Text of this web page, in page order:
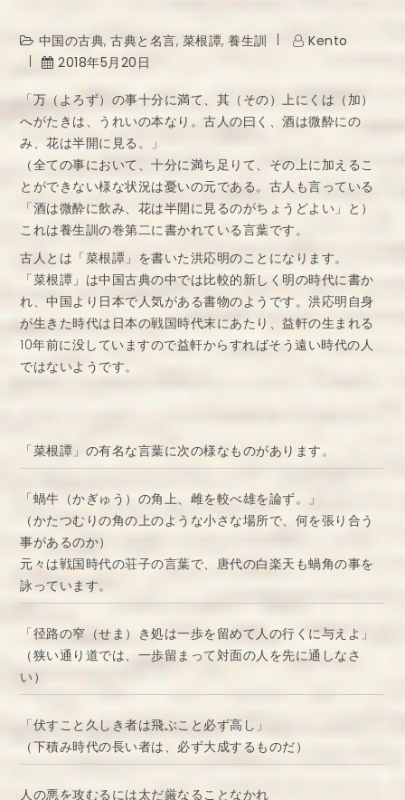
中国の古典,古典と名言, 菜根譚,養生訓
Kento
2018年5月20日
「万（よろず）の事十分に満て、其（その）上にくは（加）
へがたきは、うれいの本なり。古人の曰く、酒は微酔にの
み、花は半開に見る。」
（全ての事において、十分に満ち足りて、その上に加えるこ
とができない様な状況は憂いの元である。古人も言っている
「酒は微酔に飲み、花は半開に見るのがちょうどよい」と）
これは養生訓の巻第二に書かれている言葉です。
古人とは「菜根譚」を書いた洪応明のことになります。
「菜根譚」は中国古典の中では比較的新しく明の時代に書か
れ、中国より日本で人気がある書物のようです。洪応明自身
が生きた時代は日本の戦国時代末にあたり、益軒の生まれる
10年前に没していますので益軒からすればそう遠い時代の人
ではないようです。
「菜根譚」の有名な言葉に次の様なものがあります。
「蝸牛（かぎゅう）の角上、雌を較べ雄を論ず。」
（かたつむりの角の上のような小さな場所で、何を張り合う
事があるのか）
元々は戦国時代の荘子の言葉で、唐代の白楽天も蝸角の事を
詠っています。
「径路の窄（せま）き処は一歩を留めて人の行くに与えよ」
（狭い通り道では、一歩留まって対面の人を先に通しなさ
い）
「伏すこと久しき者は飛ぶこと必ず高し」
（下積み時代の長い者は、必ず大成するものだ）
人の悪を攻むるには太だ厳なることなかれ